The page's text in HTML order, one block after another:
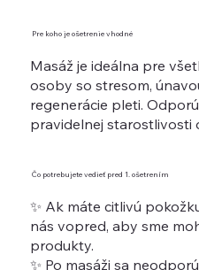
Masáž je ideálna pre
osoby so stresom,
regenerácie pleti.
pravidelnej starostlivosti
Pre koho je ošetrenie vhodné
✨ Ak máte citlivú
nás vopred, aby sme
produkty.
✨ Po masáži sa
Čo potrebujete vedieť pred 1. ošetrením